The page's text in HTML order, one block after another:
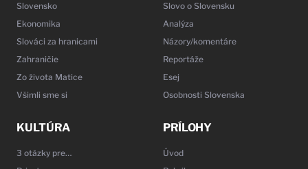
Slovensko
Ekonomika
Slováci za hranicami
Zahraničie
Zo života Matice
Všimli sme si
Slovo o Slovensku
Analýza
Názory/komentáre
Reportáže
Esej
Osobnosti Slovenska
KULTÚRA
3 otázky pre…
PRÍLOHY
Úvod